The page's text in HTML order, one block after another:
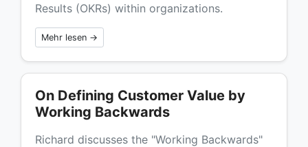
Results (OKRs) within organizations.
Mehr lesen →
On Defining Customer Value by
Working Backwards
Richard discusses the "Working Backwards"